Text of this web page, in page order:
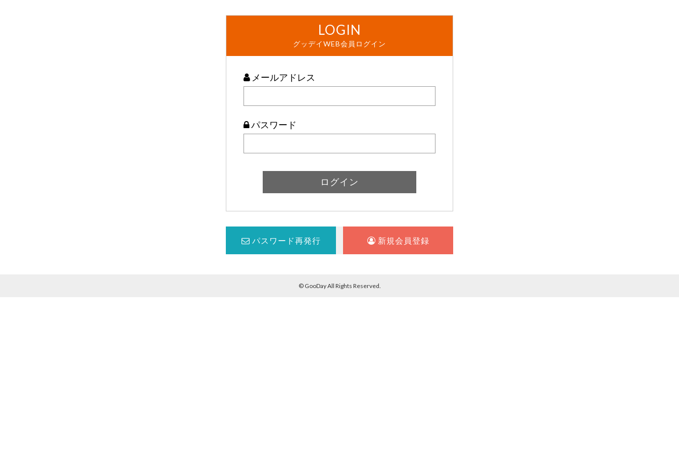
LOGIN
グッデイWEB会員ログイン
メールアドレス
パスワード
パスワード再発行 新規会員登録
© GooDay All Rights Reserved.